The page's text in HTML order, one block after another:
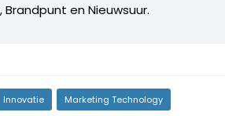
en Nieuwsuur.
Innovatie Marketing Technology